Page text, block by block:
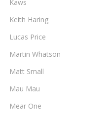
Kaws
Keith Haring
Lucas Price
Martin Whatson
Matt Small
Mau Mau
Mear One